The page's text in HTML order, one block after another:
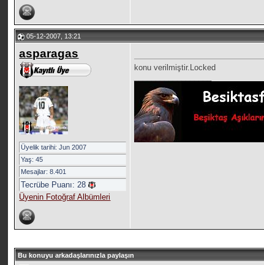
05-12-2007, 13:21
asparagas
Üyelik tarihi: Jun 2007
Yaş: 45
Mesajlar: 8.401
Tecrübe Puanı:28
Üyenin Fotoğraf Albümleri
konu verilmiştir.Locked
Bu konuyu arkadaşlarınızla paylaşın